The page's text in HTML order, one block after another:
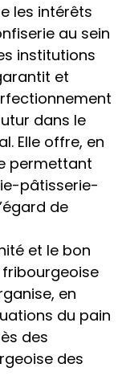
les intérêts
au sein
institutions
et
dans le
Elle offre, en
permettant
pâtisserie-
de
et le bon
en
du pain
des
des